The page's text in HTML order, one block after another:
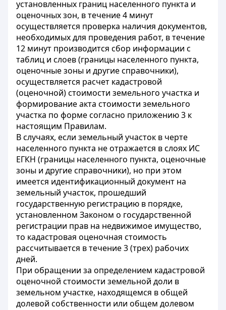
установленных границ населенного пункта и
оценочных зон, в течение 4 минут
осуществляется проверка наличия документов,
необходимых для проведения работ, в течение
12 минут производится сбор информации с
таблиц и слоев (границы населенного пункта,
оценочные зоны и другие справочники),
осуществляется расчет кадастровой
(оценочной) стоимости земельного участка и
формирование акта стоимости земельного
участка по форме согласно приложению 3 к
настоящим Правилам.
В случаях, если земельный участок в черте
населенного пункта не отражается в слоях ИС
ЕГКН (границы населенного пункта, оценочные
зоны и другие справочники), но при этом
имеется идентификационный документ на
земельный участок, прошедший
государственную регистрацию в порядке,
установленном Законом о государственной
регистрации прав на недвижимое имущество,
то кадастровая оценочная стоимость
рассчитывается в течение 3 (трех) рабочих
дней.
При обращении за определением кадастровой
оценочной стоимости земельной доли в
земельном участке, находящемся в общей
долевой собственности или общем долевом